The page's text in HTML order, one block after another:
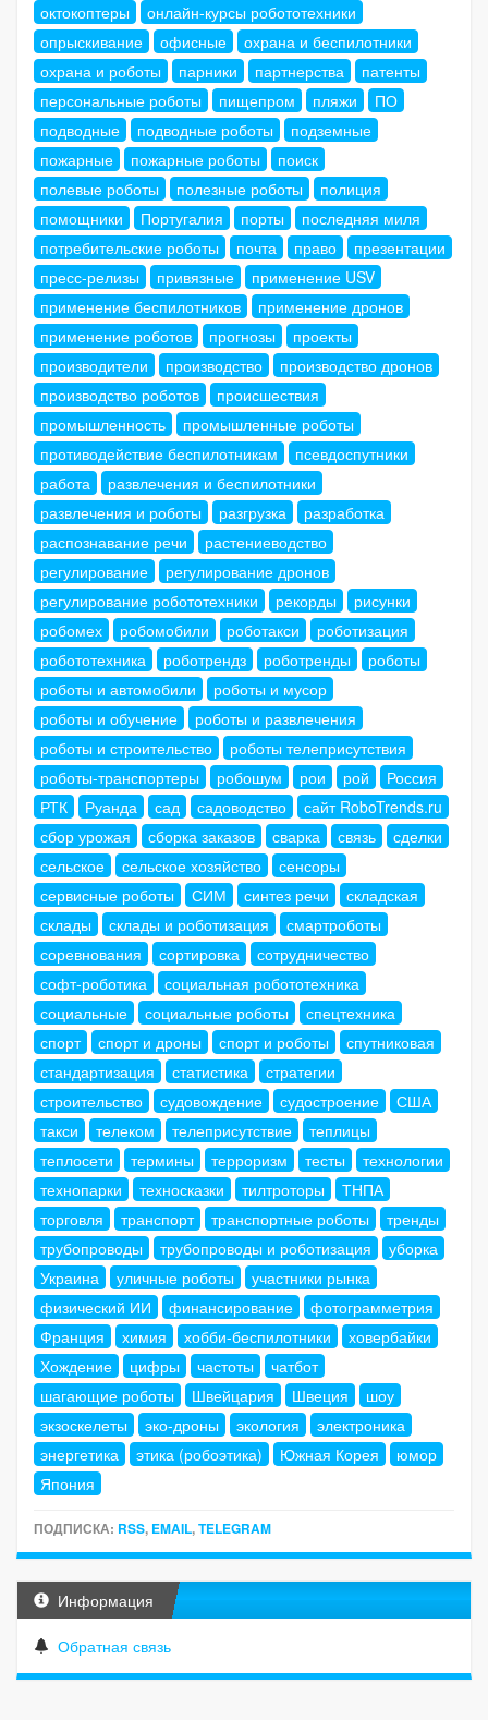
октокоптеры
онлайн-курсы робототехники
опрыскивание
офисные
охрана и беспилотники
охрана и роботы
парники партнерства
патенты
персональные роботы
пищепром пляжи
ПО
подводные
подводные роботы
подземные
пожарные
пожарные роботы
поиск
полевые роботы
полезные роботы
полиция
помощники
Португалия порты
последняя миля
потребительские роботы
почта право
презентации
пресс-релизы
привязные
применение USV
применение беспилотников
применение дронов
применение роботов
прогнозы
проекты
производители
производство
производство дронов
производство роботов
происшествия
промышленность
промышленные роботы
противодействие беспилотникам
псевдоспутники
работа
развлечения и беспилотники
развлечения и роботы
разгрузка
разработка
распознавание речи
растениеводство
регулирование
регулирование дронов
регулирование робототехники
рекорды
рисунки
робомех
робомобили роботакси
роботизация
робототехника
роботрендз роботренды
роботы
роботы и автомобили
роботы и мусор
роботы и обучение
роботы и развлечения
роботы и строительство
роботы телеприсутствия
роботы-транспортеры
робошум рои рой
Россия
РТК
Руанда сад садоводство
сайт RoboTrends.ru
сбор урожая
сборка заказов сварка связь
сделки
сельское
сельское хозяйство
сенсоры
сервисные роботы
СИМ синтез речи
складская
склады
склады и роботизация
смартроботы
соревнования
сортировка
сотрудничество
софт-роботика
социальная робототехника
социальные
социальные роботы
спецтехника
спорт
спорт и дроны спорт и роботы
спутниковая
стандартизация
статистика
стратегии
строительство
судовождение судостроение
США
такси
телеком телеприсутствие
теплицы
теплосети
термины терроризм тесты
технологии
технопарки
техносказки тилтроторы
ТНПА
торговля
транспорт транспортные роботы
тренды
трубопроводы
трубопроводы и роботизация
уборка
Украина
уличные роботы
участники рынка
физический ИИ
финансирование
фотограмметрия
Франция
химия хобби-беспилотники
ховербайки
Хождение
цифры частоты
чатбот
шагающие роботы
Швейцария Швеция
шоу
экзоскелеты
эко-дроны экология
электроника
энергетика
этика (робоэтика) Южная Корея
юмор
Япония
ПОДПИСКА: RSS, EMAIL,TELEGRAM
Информация
Обратная связь